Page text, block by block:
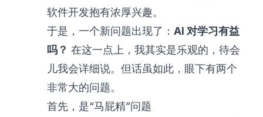
软件开发抱有浓厚兴趣。
于是，一个新问题出现了： AI 对学习有益
吗？ 在这一点上，我其实是乐观的，待会
儿我会详细说。但话虽如此，眼下有两个
非常大的问题。
首先，是“马屁精”问题